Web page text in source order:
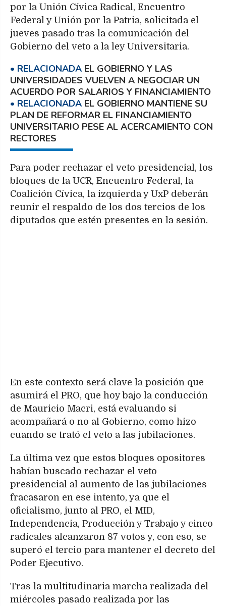
por la Unión Cívica Radical, Encuentro
Federal y Unión por la Patria, solicitada el
jueves pasado tras la comunicación del
Gobierno del veto a la ley Universitaria.
EL GOBIERNO Y LAS
UNIVERSIDADES VUELVEN A NEGOCIAR UN
ACUERDO POR SALARIOS Y FINANCIAMIENTO
EL GOBIERNO MANTIENE SU
PLAN DE REFORMAR EL FINANCIAMIENTO
UNIVERSITARIO PESE AL ACERCAMIENTO CON
RECTORES
Para poder rechazar el veto presidencial, los
bloques de la UCR, Encuentro Federal, la
Coalición Cívica, la izquierda y UxP deberán
reunir el respaldo de los dos tercios de los
diputados que estén presentes en la sesión.
En este contexto será clave la posición que
asumirá el PRO, que hoy bajo la conducción
de Mauricio Macri, está evaluando si
acompañará o no al Gobierno, como hizo
cuando se trató el veto a las jubilaciones.
La última vez que estos bloques opositores
habían buscado rechazar el veto
presidencial al aumento de las jubilaciones
fracasaron en ese intento, ya que el
oficialismo, junto al PRO, el MID,
Independencia, Producción y Trabajo y cinco
radicales alcanzaron 87 votos y, con eso, se
superó el tercio para mantener el decreto del
Poder Ejecutivo.
Tras la multitudinaria marcha realizada del
miércoles pasado realizada por las